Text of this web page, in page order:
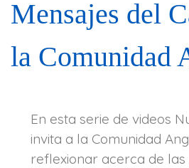
Mensajes del
la Comunidad
En esta serie de videos
invita a la Comunidad
reflexionar acerca de las